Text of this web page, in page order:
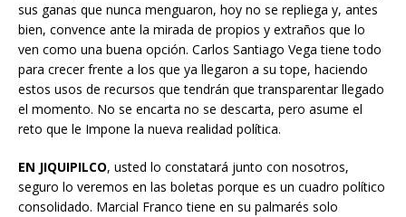
sus ganas que nunca menguaron, hoy no se repliega y, antes
bien, convence ante la mirada de propios y extraños que lo
ven como una buena opción. Carlos Santiago Vega tiene todo
para crecer frente a los que ya llegaron a su tope, haciendo
estos usos de recursos que tendrán que transparentar llegado
el momento. No se encarta no se descarta, pero asume el
reto que le Impone la nueva realidad política.
EN JIQUIPILCO, usted lo constatará junto con nosotros,
seguro lo veremos en las boletas porque es un cuadro político
consolidado. Marcial Franco tiene en su palmarés solo